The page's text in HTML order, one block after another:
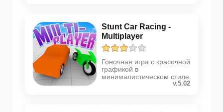
Stunt Car Racing -
Multiplayer
Гоночная игра с красочной
графикой в
минималистическом стиле
v.5.02